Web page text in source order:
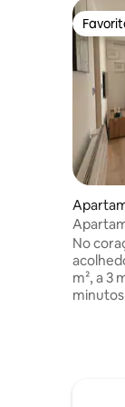
de
No
m², a 3
com